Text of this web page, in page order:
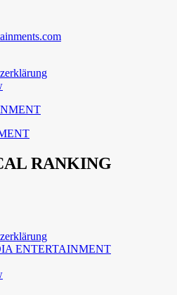
RANKING
ENTERTAINMENT